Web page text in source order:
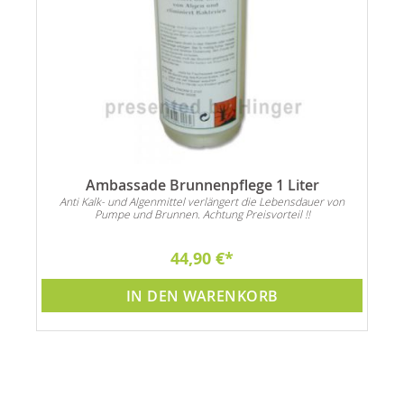
Ambassade Brunnenpflege 1 Liter
Anti Kalk- und Algenmittel verlängert die Lebensdauer von
Pumpe und Brunnen. Achtung Preisvorteil !!
44,90 €
IN DEN WARENKORB